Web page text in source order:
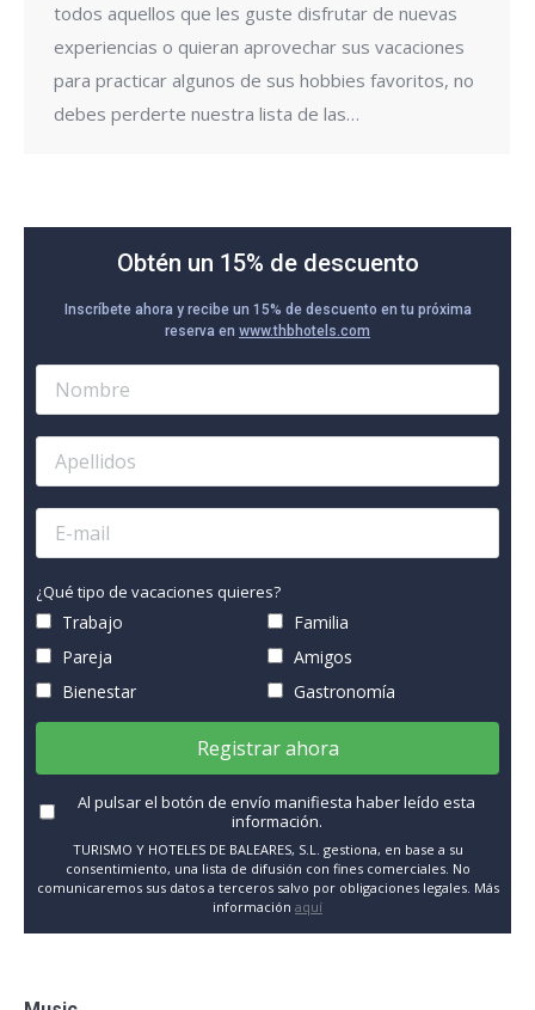
todos aquellos que les guste disfrutar de nuevas
experiencias o quieran aprovechar sus vacaciones
para practicar algunos de sus hobbies favoritos, no
debes perderte nuestra lista de las…
Obtén un 15% de descuento
Inscríbete ahora y recibe un 15% de descuento en tu próxima
reserva en www.thbhotels.com
¿Qué tipo de vacaciones quieres?
Trabajo
Familia
Pareja
Amigos
Bienestar
Gastronomía
Registrar ahora
Al pulsar el botón de envío manifiesta haber leído esta
información.
TURISMO Y HOTELES DE BALEARES, S.L. gestiona, en base a su
consentimiento, una lista de difusión con fines comerciales. No
comunicaremos sus datos a terceros salvo por obligaciones legales. Más
información aquí